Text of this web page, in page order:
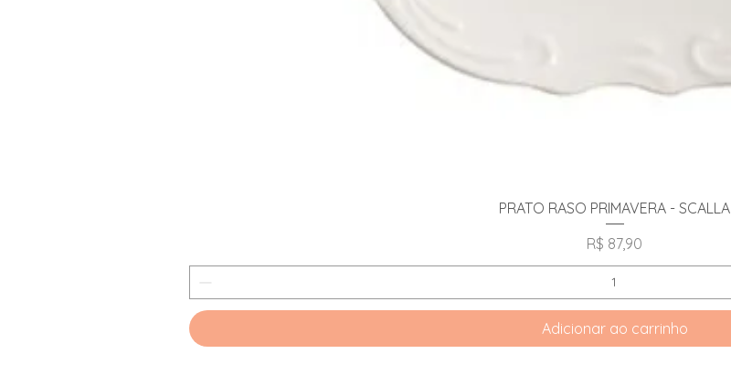
Visualização rápida
PRATO RASO PRIMAVERA - SCALLA
Preço
R$ 87,90
Adicionar ao carrinho